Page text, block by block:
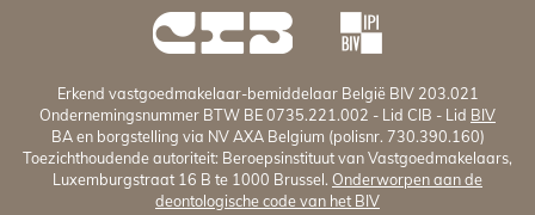
Erkend vastgoedmakelaar-bemiddelaar België BIV 203.021
Ondernemingsnummer BTW BE 0735.221.002 - Lid CIB - Lid BIV
BA en borgstelling via NV AXA Belgium (polisnr. 730.390.160)
Toezichthoudende autoriteit: Beroepsinstituut van Vastgoedmakelaars,
Luxemburgstraat 16 B te 1000 Brussel. Onderworpen aan de
deontologische code van het BIV